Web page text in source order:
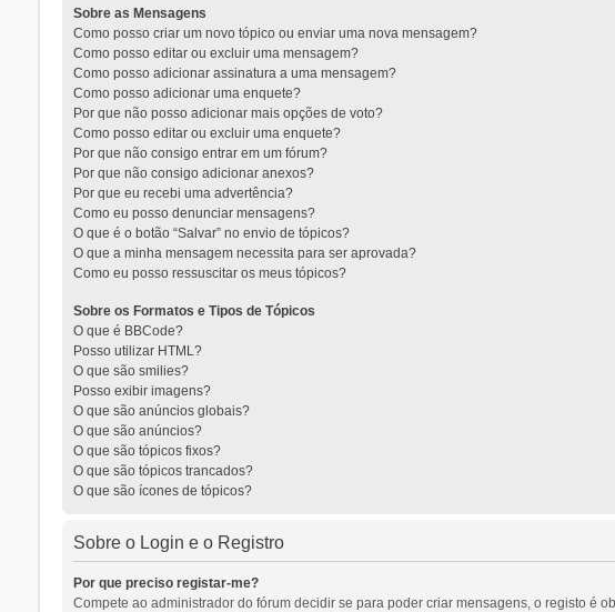
Sobre as Mensagens
Como posso criar um novo tópico ou enviar uma nova mensagem?
Como posso editar ou excluir uma mensagem?
Como posso adicionar assinatura a uma mensagem?
Como posso adicionar uma enquete?
Por que não posso adicionar mais opções de voto?
Como posso editar ou excluir uma enquete?
Por que não consigo entrar em um fórum?
Por que não consigo adicionar anexos?
Por que eu recebi uma advertência?
Como eu posso denunciar mensagens?
O que é o botão “Salvar” no envio de tópicos?
O que a minha mensagem necessita para ser aprovada?
Como eu posso ressuscitar os meus tópicos?
Sobre os Formatos e Tipos de Tópicos
O que é BBCode?
Posso utilizar HTML?
O que são smilies?
Posso exibir imagens?
O que são anúncios globais?
O que são anúncios?
O que são tópicos fixos?
O que são tópicos trancados?
O que são ícones de tópicos?
Sobre o Login e o Registro
Por que preciso registar-me?
Compete ao administrador do fórum decidir se para poder criar mensagens, o registo é